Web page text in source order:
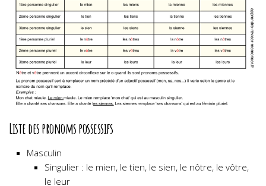
Liste des pronoms possessifs
Masculin
Singulier : le mien, le tien, le sien, le nôtre, le vôtre,
le leur